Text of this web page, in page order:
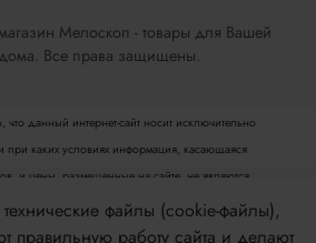
Мелоскоп - товары для Вашей
Все права защищены.
данный интернет-сайт носит исключительно
при каких условиях информация, касающаяся
и цены, размещенные на сайте, не являются
положениями пункта 2 статьи 437 Гражданского
информации просьба обращаться к менеджеру.
файлы (cookie-файлы),
правильную работу сайта и делают